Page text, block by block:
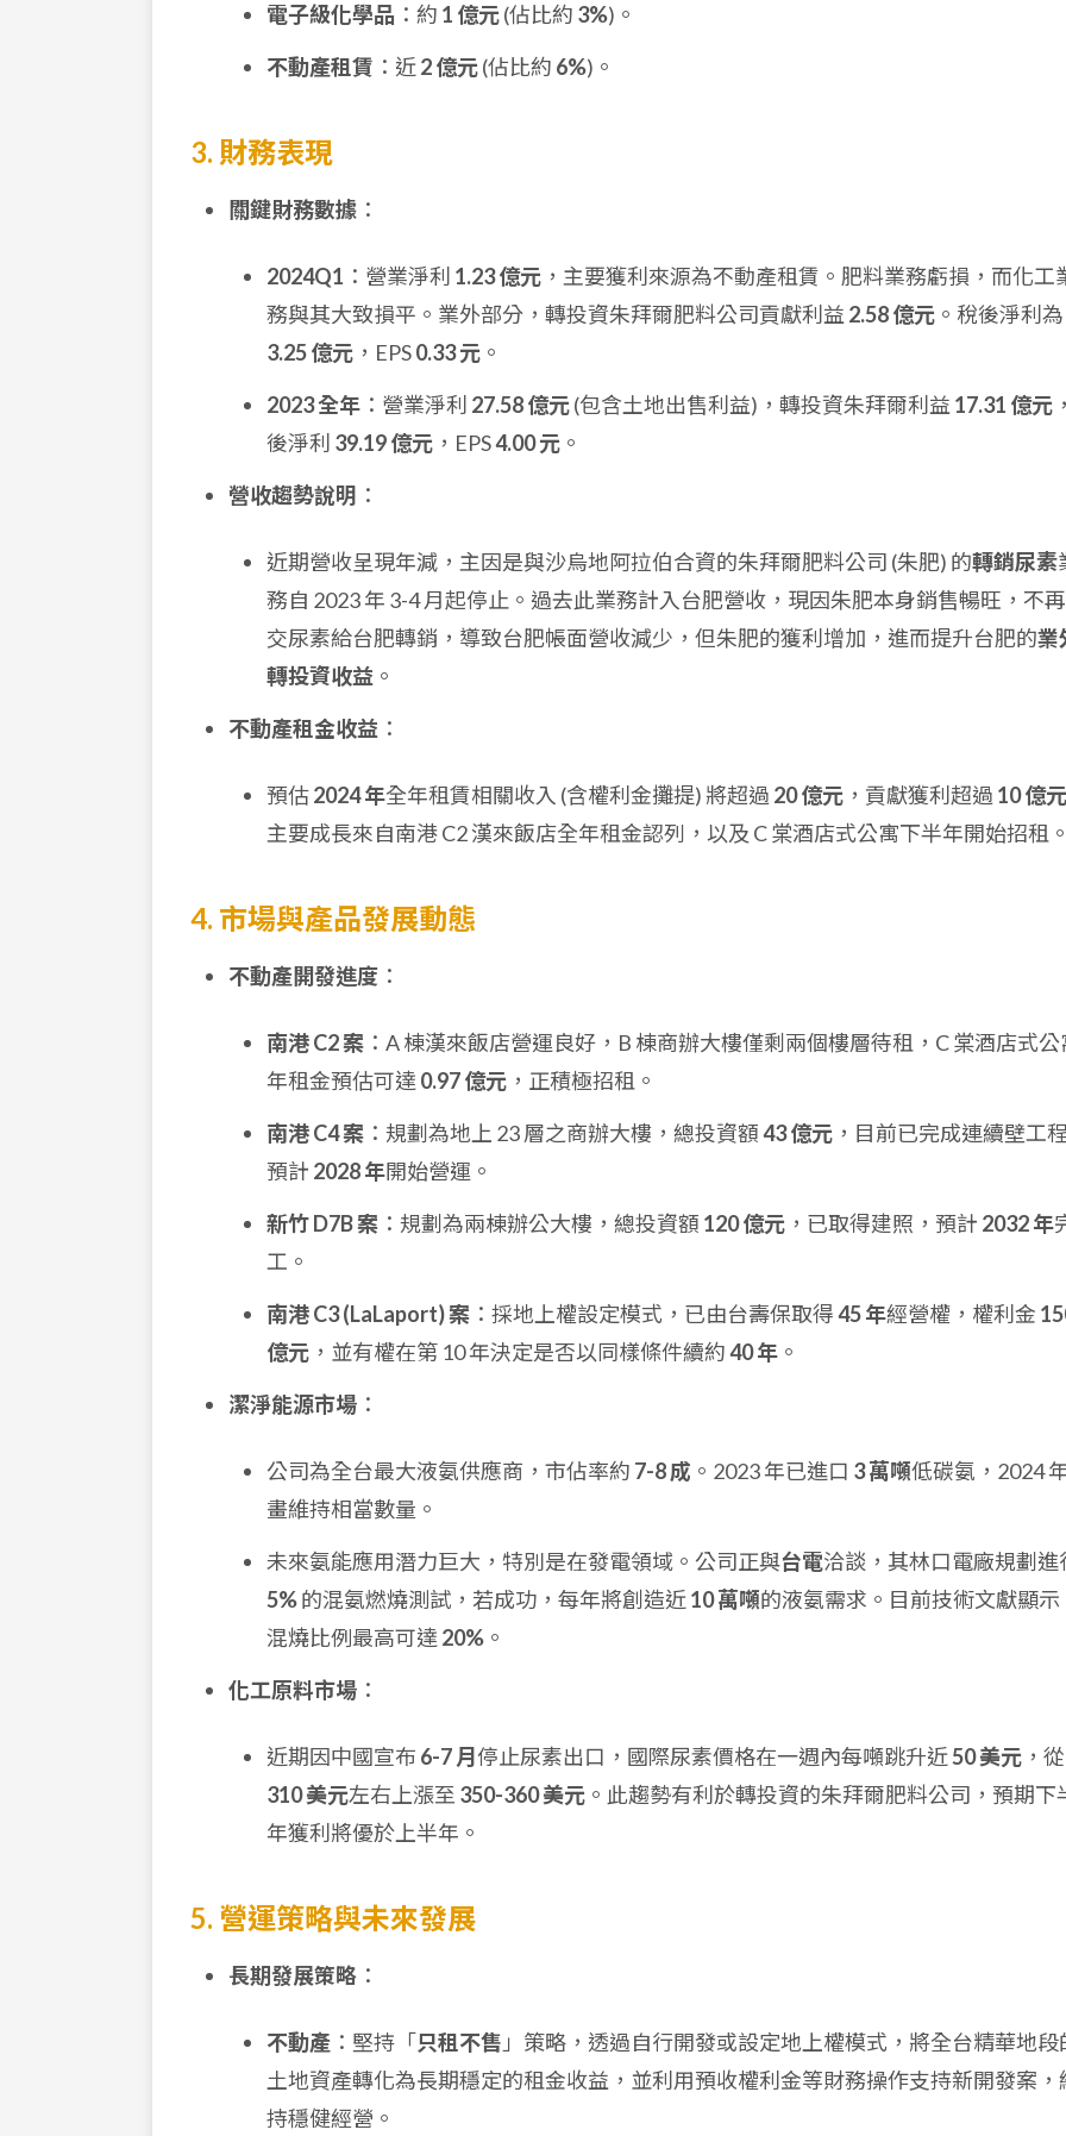
電子級化學品 ：約 1 億元(佔比約 3%)。
不動產租賃 ：近2 億元(佔比約 6%)。
3. 財務表現
關鍵財務數據 ：
2024Q1 ：營業淨利 1.23 億元 ，主要獲利來源為不動產租賃。肥料業務虧損，而化工
務與其大致損平。業外部分，轉投資朱拜爾肥料公司貢獻利益 2.58 億元 。稅後淨利為
3.25 億元 ，EPS0.33 元 。
2023 全年 ：營業淨利 27.58 億元(包含土地出售利益)，轉投資朱拜爾利益 17.31 億元
後淨利 39.19 億元 ，EPS4.00 元 。
營收趨勢說明 ：
近期營收呈現年減，主因是與沙烏地阿拉伯合資的朱拜爾肥料公司 (朱肥) 的轉銷尿素
務自 2023 年 3-4 月起停止。過去此業務計入台肥營收，現因朱肥本身銷售暢旺，不
交尿素給台肥轉銷，導致台肥帳面營收減少，但朱肥的獲利增加，進而提升台肥的業
轉投資收益 。
不動產租金收益 ：
預估2024 年全年租賃相關收入 (含權利金攤提) 將超過 20 億元 ，貢獻獲利超過 10 億元
主要成長來自南港 C2 漢來飯店全年租金認列，以及 C 棠酒店式公寓下半年開始招租
4. 市場與產品發展動態
不動產開發進度 ：
南港 C2 案 ：A 棟漢來飯店營運良好，B 棟商辦大樓僅剩兩個樓層待租，C 棠酒店式公
年租金預估可達 0.97 億元 ，正積極招租。
南港 C4 案 ：規劃為地上 23 層之商辦大樓，總投資額43 億元 ，目前已完成連續壁工
預計 2028 年開始營運。
新竹 D7B 案 ：規劃為兩棟辦公大樓，總投資額 120 億元 ，已取得建照，預計 2032 年
工。
南港 C3 (LaLaport) 案 ：採地上權設定模式，已由台壽保取得45 年經營權，權利金
億元 ，並有權在第 10 年決定是否以同樣條件續約40 年 。
潔淨能源市場 ：
公司為全台最大液氨供應商，市佔率約 7-8 成 。2023 年已進口 3 萬噸低碳氨，2024
畫維持相當數量。
未來氨能應用潛力巨大，特別是在發電領域。公司正與台電洽談，其林口電廠規劃進
5%的混氨燃燒測試，若成功，每年將創造近10 萬噸的液氨需求。目前技術文獻顯示
混燒比例最高可達 20% 。
化工原料市場 ：
近期因中國宣布 6-7 月 停止尿素出口，國際尿素價格在一週內每噸跳升近50 美元 ，從
310 美元左右上漲至 350-360 美元 。此趨勢有利於轉投資的朱拜爾肥料公司，預期下
年獲利將優於上半年。
5. 營運策略與未來發展
長期發展策略 ：
不動產 ：堅持「只租不售 」策略，透過自行開發或設定地上權模式，將全台精華地段
土地資產轉化為長期穩定的租金收益，並利用預收權利金等財務操作支持新開發案，
持穩健經營。